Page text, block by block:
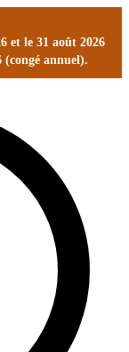
et le 31 août 2026
(congé annuel).